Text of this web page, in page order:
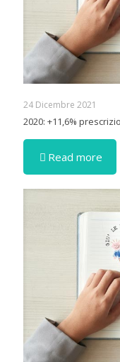
24 Dicembre 2021
2020: +11,6%
Read more